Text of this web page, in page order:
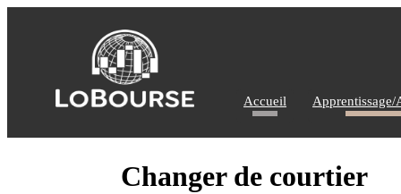
Accueil
Changer de courtier